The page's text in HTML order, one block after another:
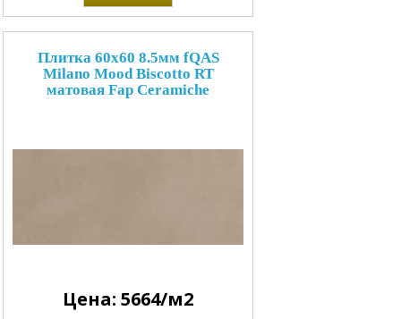
Плитка 60x60 8.5мм fQAS
Milano Mood Biscotto RT
матовая Fap Ceramiche
Цена: 5664/м2